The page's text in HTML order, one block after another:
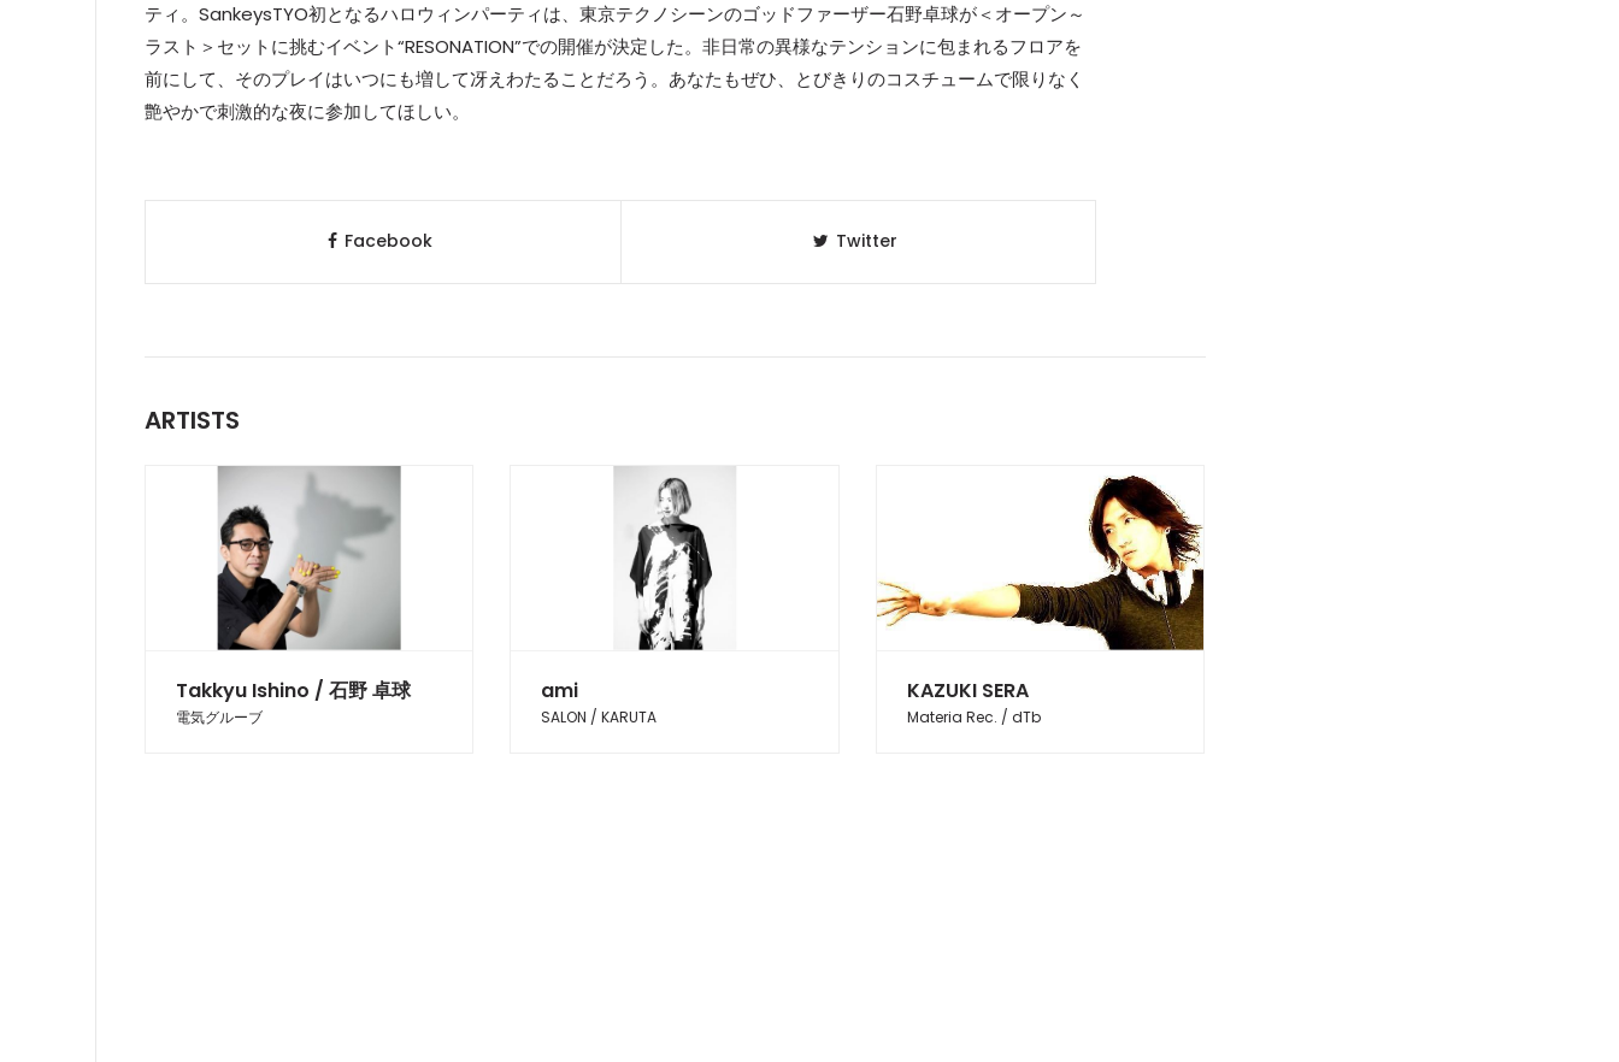
ティ。SankeysTYO初となるハロウィンパーティは、東京テクノシーンのゴッドファーザー石野卓球が＜オープン～
ラスト＞セットに挑むイベント“RESONATION”での開催が決定した。非日常の異様なテンションに包まれるフロアを
前にして、そのプレイはいつにも増して冴えわたることだろう。あなたもぜひ、とびきりのコスチュームで限りなく
艶やかで刺激的な夜に参加してほしい。
Facebook Twitter
ARTISTS
Takkyu Ishino / 石野 卓球
電気グルーブ
ami
SALON / KARUTA
KAZUKI SERA
Materia Rec. / dTb